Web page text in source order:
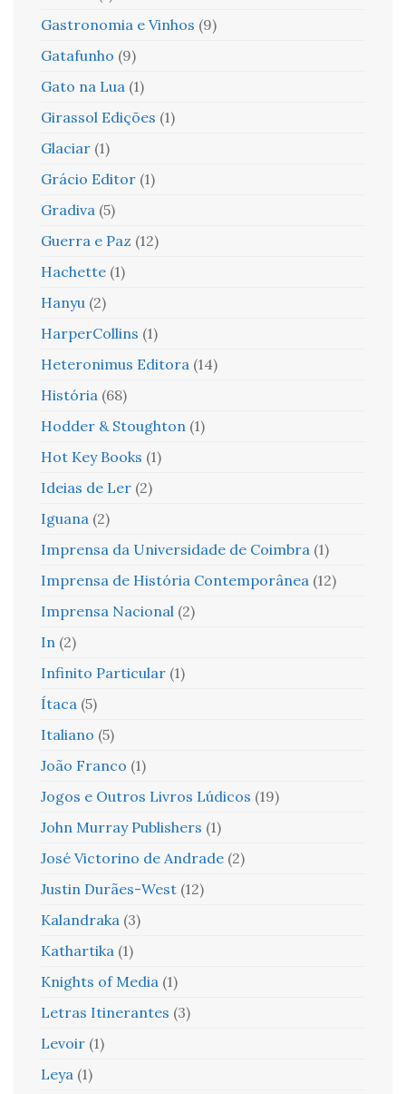
Gastronomia e Vinhos (9)
Gatafunho (9)
Gato na Lua (1)
Girassol Edições (1)
Glaciar (1)
Grácio Editor (1)
Gradiva (5)
Guerra e Paz (12)
Hachette (1)
Hanyu (2)
HarperCollins (1)
Heteronimus Editora (14)
História (68)
Hodder & Stoughton (1)
Hot Key Books (1)
Ideias de Ler (2)
Iguana (2)
Imprensa da Universidade de Coimbra (1)
Imprensa de História Contemporânea (12)
Imprensa Nacional (2)
In (2)
Infinito Particular (1)
Ítaca (5)
Italiano (5)
João Franco (1)
Jogos e Outros Livros Lúdicos (19)
John Murray Publishers (1)
José Victorino de Andrade (2)
Justin Durães-West (12)
Kalandraka (3)
Kathartika (1)
Knights of Media (1)
Letras Itinerantes (3)
Levoir (1)
Leya (1)